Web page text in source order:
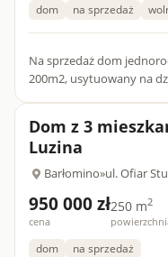
dom na sprzedaż
Na sprzedaż dom
200m2, usytuowany na
Dom z 3
Luzina
Barłomino»ul. Ofiar
950 000 zł
cena
250 m2
dom na sprzedaż